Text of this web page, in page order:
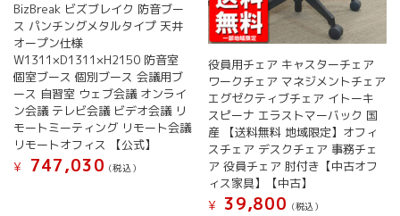
BizBreak ビズブレイク 防音ブー
ス パンチングメタルタイプ 天井
オープン仕様
W1311×D1311×H2150 防音室
個室ブース 個別ブース 会議用ブ
ース 自習室 ウェブ会議 オンライ
ン会議 テレビ会議 ビデオ会議 リ
モートミーティング リモート会議
リモートオフィス 【公式】
¥
747,030 (税込）
役員用チェア キャスターチェア
ワークチェア マネジメントチェア
エグゼクティブチェア イトーキ
スピーナ エラストマーバック 国
産 【送料無料 地域限定】オフィ
スチェア デスクチェア 事務チェ
ア 役員チェア 肘付き【中古オフ
ィス家具】【中古】
¥
39,800 (税込）